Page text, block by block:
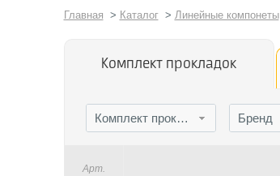
Главная > Каталог > Линейные компонеты
Комплект прокладок
Комплект прокладок Бренд
Арт.